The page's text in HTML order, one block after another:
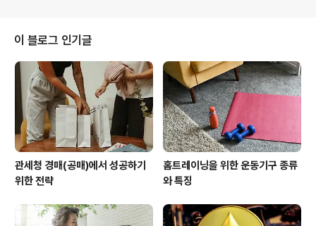
이 블로그 인기글
관세청 경매(공매)에서 성공하기
위한 전략
홈트레이닝을 위한 운동기구 종류
와 특징